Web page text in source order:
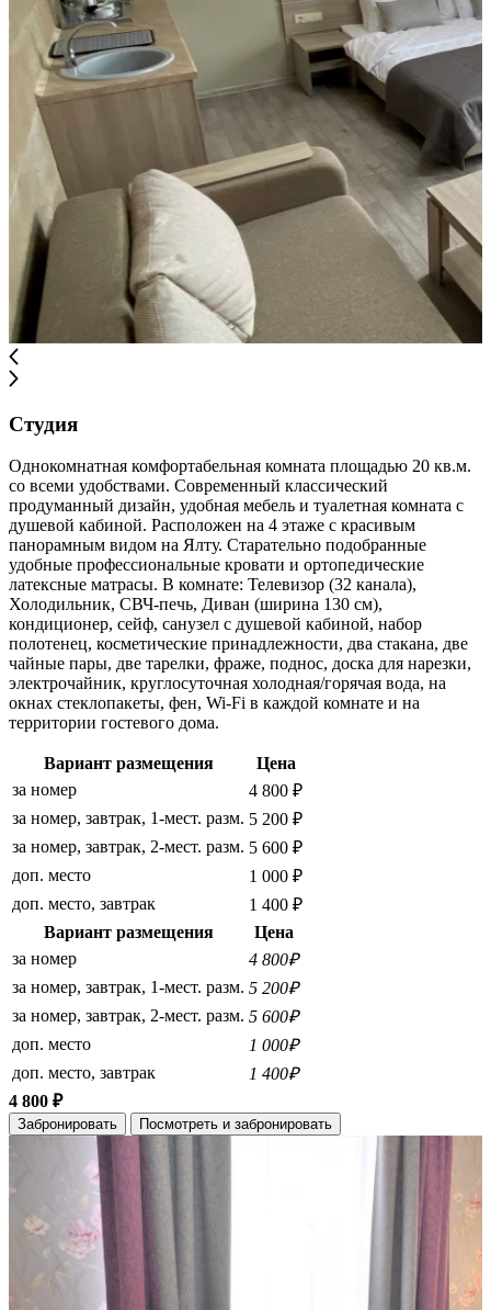
Студия
Однокомнатная комфортабельная комната площадью 20 кв.м.
со всеми удобствами. Современный классический
продуманный дизайн, удобная мебель и туалетная комната с
душевой кабиной. Расположен на 4 этаже с красивым
панорамным видом на Ялту. Старательно подобранные
удобные профессиональные кровати и ортопедические
латексные матрасы. В комнате: Телевизор (32 канала),
Холодильник, СВЧ-печь, Диван (ширина 130 см),
кондиционер, сейф, санузел с душевой кабиной, набор
полотенец, косметические принадлежности, два стакана, две
чайные пары, две тарелки, фраже, поднос, доска для нарезки,
электрочайник, круглосуточная холодная/горячая вода, на
окнах стеклопакеты, фен, Wi-Fi в каждой комнате и на
территории гостевого дома.
Вариант размещения
Цена
за номер
4 800 ₽
за номер, завтрак, 1-мест. разм. 5 200 ₽
за номер, завтрак, 2-мест. разм. 5 600 ₽
доп. место
1 000 ₽
доп. место, завтрак
1 400 ₽
Вариант размещения
Цена
за номер
4 800₽
за номер, завтрак, 1-мест. разм. 5 200₽
за номер, завтрак, 2-мест. разм. 5 600₽
доп. место
1 000₽
доп. место, завтрак
1 400₽
4 800 ₽
Забронировать Посмотреть и забронировать